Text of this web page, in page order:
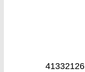
41332126